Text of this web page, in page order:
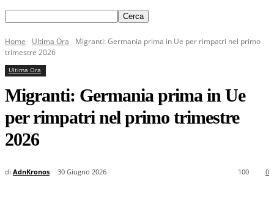
Home Ultima Ora
Migranti: Germania prima in Ue per rimpatri nel primo
trimestre 2026
Ultima Ora
Migranti: Germania prima in Ue
per rimpatri nel primo trimestre
2026
di AdnKronos 30 Giugno 2026 0
100